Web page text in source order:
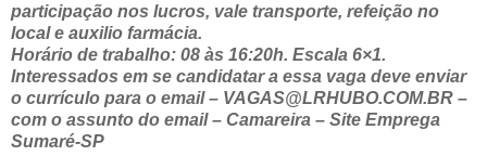
participação nos lucros, vale transporte, refeição no
local e auxilio farmácia.
Horário de trabalho: 08 às 16:20h. Escala 6×1.
Interessados em se candidatar a essa vaga deve enviar
o currículo para o email – VAGAS@LRHUBO.COM.BR –
com o assunto do email – Camareira – Site Emprega
Sumaré-SP